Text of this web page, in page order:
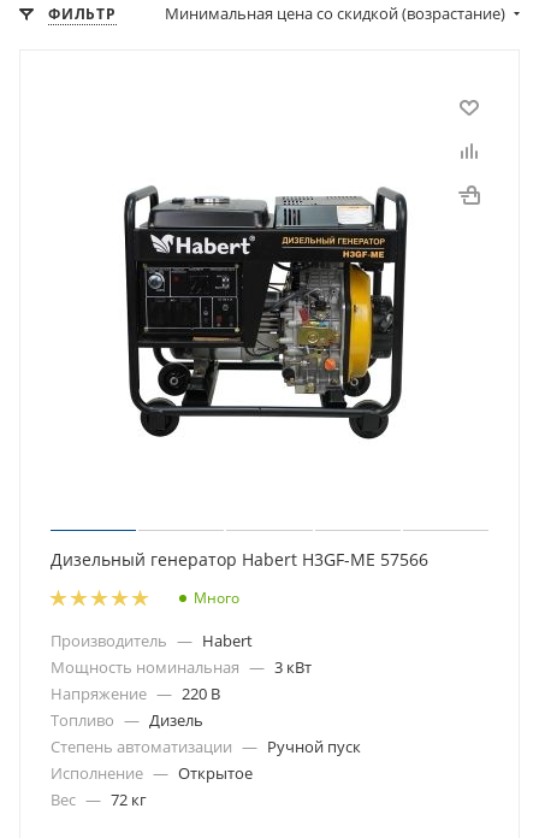
ФИЛЬТР Минимальная цена со скидкой (возрастание)
Дизельный генератор Habert H3GF-ME 57566
Много
Производитель — Habert
Мощность номинальная — 3 кВт
Напряжение — 220 В
Топливо — Дизель
Степень автоматизации — Ручной пуск
Исполнение — Открытое
Вес — 72 кг